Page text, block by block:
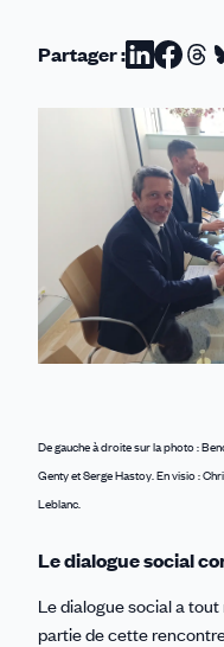
Partager :Partager
sur
Linkedin
sursur
De gauche à droite sur la photo :
Genty et Serge Hastoy. En visio :
Leblanc.
Le dialogue social
Le dialogue social a
partie de cette